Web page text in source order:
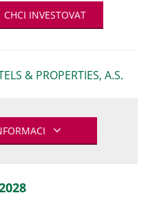
CHCI INVESTOVAT
& PROPERTIES, A.S.